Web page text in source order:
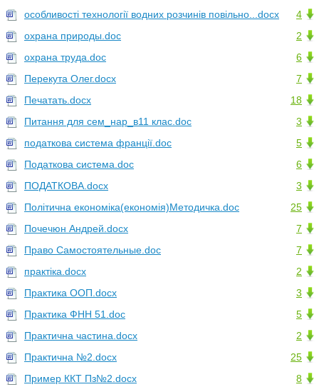
4
особливості технології водних розчинів повільно...docx
2
охрана природы.doc
6
охрана труда.doc
7
Перекута Олег.docx
18
Печатать.docx
3
Питання для сем_нар_в11 клас.doc
5
податкова система франції.doc
6
Податкова система.doc
3
ПОДАТКОВА.docx
25
Політична економіка(економія)Методичка.doc
7
Почечюн Андрей.docx
7
Право Самостоятельные.doc
2
практіка.docx
3
Практика ООП.docx
5
Практика ФНН 51.doc
2
Практична частина.docx
25
Практична №2.docx
8
Пример ККТ Пз№2.docx